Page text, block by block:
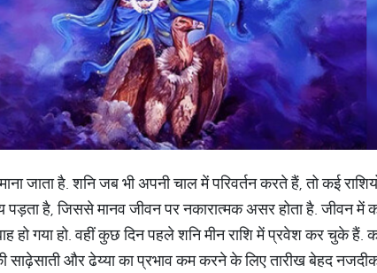
जाता है. शनि जब भी अपनी चाल में परिवर्तन करते हैं, तो कई
पड़ता है, जिससे मानव जीवन पर नकारात्मक असर होता है. जीवन में
हो गया हो. वहीं कुछ दिन पहले शनि मीन राशि में प्रवेश कर चुके हैं.
साढ़ेसाती और ढेय्या का प्रभाव कम करने के लिए तारीख बेहद